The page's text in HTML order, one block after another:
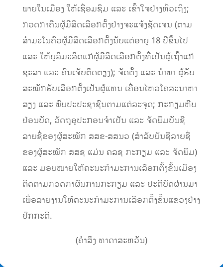
ພາຍໃນເມືອງ ໃຫ້ເຊື່ອມຊຶມ ແລະ ເຂົ້າໃຈຢ່າງທົ່ວເຖິງ;
ກວດກາຄືນຜູ້ມີສິດເລືອກຕັ້ງຢ່າງຈະແຈ້ງຊັດເຈນ (ຕາມ
ສຳມະໂນຄົວຜູ້ມີສິດເລືອກຕັ້ງນັບແຕ່ອາຍຸ 18 ປີຂຶ້ນໄປ
ແລະ ໃຫ້ບຸລິມະສິດແກ່ຜູ້ມີສິດເລືອກຕັ້ງທີ່ເປັນຜູ້ເຖົ້າແກ່
ຊະລາ ແລະ ຄົນເຈັບຕິດຕຽງ); ຈັດຕັ້ງ ແລະ ນໍາພາ ຜູ້ຮັບ
ສະໝັກຮັບເລືອກຕັ້ງເປັນຜູ້ແທນ ເຄື່ອນໄຫວໂຄສະນາຫາ
ສຽງ ແລະ ພົບປະປະຊາຊົນຕາມແຕ່ລະຈຸດ; ກະກຽມຫີບ
ປ່ອນບັດ, ວັດຖຸອຸປະກອນຈໍາເປັນ ແລະ ຈັດພິມບັນຊີ
ລາຍຊື່ຂອງຜູ້ສະໝັກ ສສຂ-ສສນວ (ສໍາລັບບັນຊີລາຍຊື່
ຂອງຜູ້ສະໝັກ ສສຊ ແມ່ນ ຄລຊ ກະກຽມ ແລະ ຈັດພິມ)
ແລະ ມອບໝາຍໃຫ້ຄະນະກໍາມະການເລືອກຕັ້ງຂັ້ນເມືອງ
ຕິດຕາມກວດກາຜົນການກະກຽມ ແລະ ປະຕິບັດຜ່ານມາ
ເພື່ອລາຍງານໃຫ້ຄະນະກໍາມະການເລືອກຕັ້ງຂັ້ນແຂວງຢ່າງ
ປົກກະຕິ.
(ຄຳສິງ ທາດາສະຫວັນ)